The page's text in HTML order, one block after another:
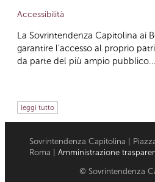
Accessibilità
La Sovrintendenza Capitolina ai
garantire l’accesso al proprio
da parte del più ampio pubblico...
leggi tutto
Sovrintendenza Capitolina |
Roma | Amministrazione
© Sovrintendenza